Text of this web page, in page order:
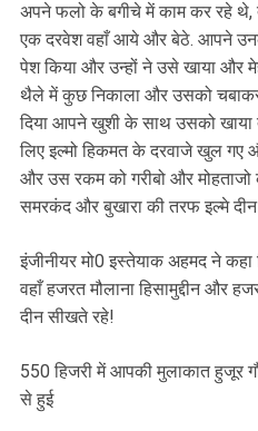
अपने फलो के बगीचे में काम कर रहे थे,
एक दरवेश वहाँ आये और बेठे. आपने
पेश किया और उन्हों ने उसे खाया और
थैले में कुछ निकाला और उसको चबाकर
दिया आपने खुशी के साथ उसको
लिए इल्मो हिकमत के दरवाजे खुल
और उस रकम को गरीबो और
समरकंद और बुखारा की तरफ इल्मे दीन
इंजीनीयर मो0 इस्तेयाक अहमद ने
वहाँ हजरत मौलाना हिसामुद्दीन और
दीन सीखते रहे!
550 हिजरी में आपकी मुलाकात हुजूर
से हुई